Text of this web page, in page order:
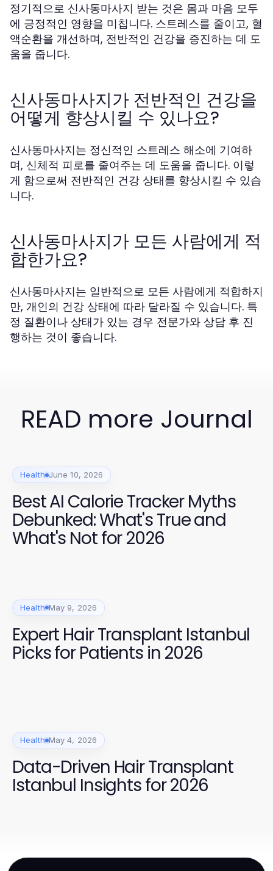
정기적으로 신사동마사지 받는 것은 몸과 마음 모두
에 긍정적인 영향을 미칩니다. 스트레스를 줄이고, 혈
액순환을 개선하며, 전반적인 건강을 증진하는 데 도
움을 줍니다.
신사동마사지가 전반적인 건강을
어떻게 향상시킬 수 있나요?
신사동마사지는 정신적인 스트레스 해소에 기여하
며, 신체적 피로를 줄여주는 데 도움을 줍니다. 이렇
게 함으로써 전반적인 건강 상태를 향상시킬 수 있습
니다.
신사동마사지가 모든 사람에게 적
합한가요?
신사동마사지는 일반적으로 모든 사람에게 적합하지
만, 개인의 건강 상태에 따라 달라질 수 있습니다. 특
정 질환이나 상태가 있는 경우 전문가와 상담 후 진
행하는 것이 좋습니다.
READ more Journal
Health June 10, 2026
Best AI Calorie Tracker Myths
Debunked: What's True and
What's Not for 2026
Health May 9, 2026
Expert Hair Transplant Istanbul
Picks for Patients in 2026
Health May 4, 2026
Data-Driven Hair Transplant
Istanbul Insights for 2026